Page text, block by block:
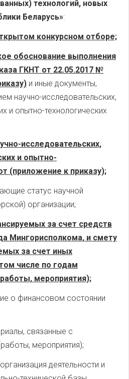
технологий, новых
Беларусь»:
конкурсном отборе;
обоснование выполнения
ГКНТ от 22.05.2017 №
и иные документы,
научно-исследовательских,
и опытно-технологических
исследовательских,
и опытно-
(приложение к приказу);
статус научной
организации;
за счет средств
Мингорисполкома, и смету
за счет иных
числе по годам
мероприятия);
о финансовом состоянии
связанные с
мероприятия);
деятельности и